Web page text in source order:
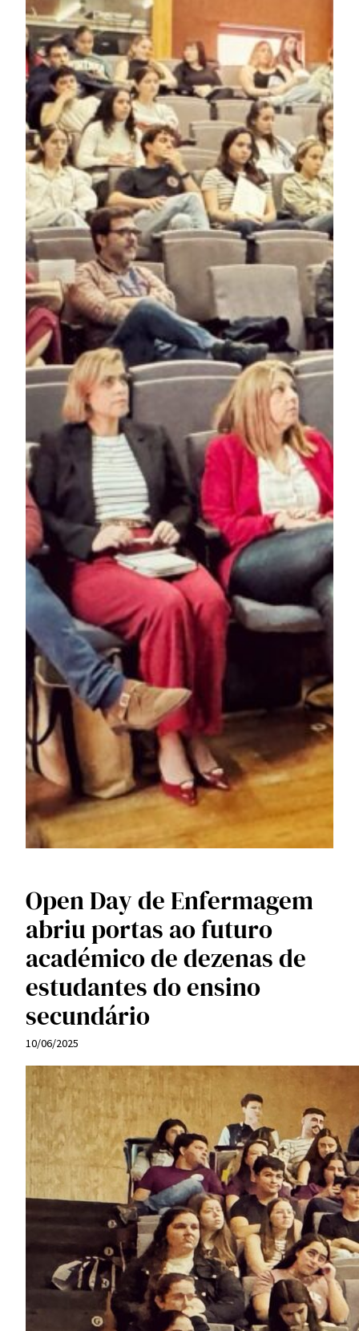
Open Day de Enfermagem
abriu portas ao futuro
académico de dezenas de
estudantes do ensino
secundário
10/06/2025